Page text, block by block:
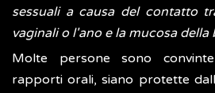
sessuali a causa del contatto
vaginali o l'ano e la mucosa della
Molte persone sono
rapporti orali, siano protette